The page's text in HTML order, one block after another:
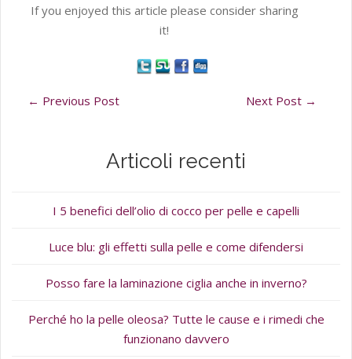
If you enjoyed this article please consider sharing
it!
← Previous Post Next Post →
Articoli recenti
I 5 benefici dell’olio di cocco per pelle e capelli
Luce blu: gli effetti sulla pelle e come difendersi
Posso fare la laminazione ciglia anche in inverno?
Perché ho la pelle oleosa? Tutte le cause e i rimedi che
funzionano davvero